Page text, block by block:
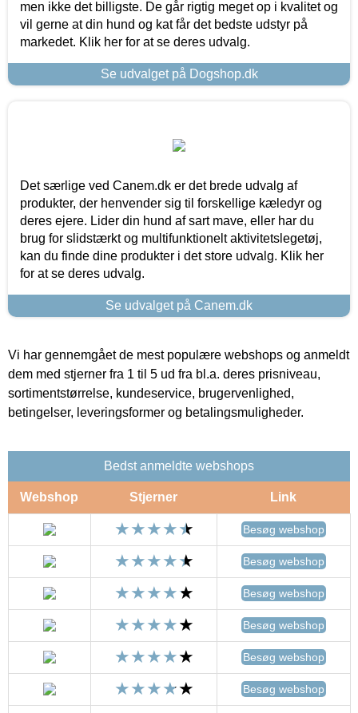
men ikke det billigste. De går rigtig meget op i kvalitet og
vil gerne at din hund og kat får det bedste udstyr på
markedet. Klik her for at se deres udvalg.
Se udvalget på Dogshop.dk
Det særlige ved Canem.dk er det brede udvalg af
produkter, der henvender sig til forskellige kæledyr og
deres ejere. Lider din hund af sart mave, eller har du
brug for slidstærkt og multifunktionelt aktivitetslegetøj,
kan du finde dine produkter i det store udvalg. Klik her
for at se deres udvalg.
Se udvalget på Canem.dk
Vi har gennemgået de mest populære webshops og anmeldt
dem med stjerner fra 1 til 5 ud fra bl.a. deres prisniveau,
sortimentstørrelse, kundeservice, brugervenlighed,
betingelser, leveringsformer og betalingsmuligheder.
Bedst anmeldte webshops
Webshop Stjerner Link
Besøg webshop
Besøg webshop
Besøg webshop
Besøg webshop
Besøg webshop
Besøg webshop